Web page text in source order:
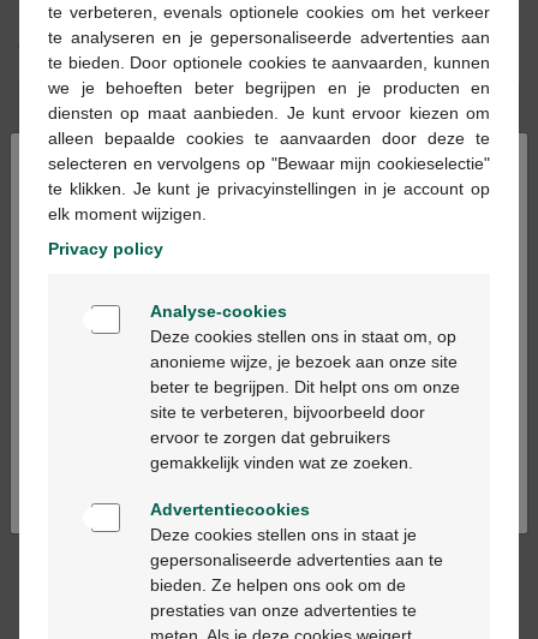
€ 22,95
Bestellen Reserveren
Op voorraad online
- +
Op werkdagen vóór 12u besteld, binnen 2
werkdagen geleverd
levering in je Multipharma apotheek
levering thuis vanaf €55
Klantendienstvia chat ofcontactformulier
Productbeschrijving
×
Bienvenue
Ga verder in het nederlands
Continuez en français
te verbeteren, evenals optionele cookies om het verkeer
te analyseren en je gepersonaliseerde advertenties aan
te bieden. Door optionele cookies te aanvaarden, kunnen
we je behoeften beter begrijpen en je producten en
diensten op maat aanbieden. Je kunt ervoor kiezen om
alleen bepaalde cookies te aanvaarden door deze te
selecteren en vervolgens op "Bewaar mijn cookieselectie"
te klikken. Je kunt je privacyinstellingen in je account op
elk moment wijzigen.
Privacy policy
Analyse-cookies
Deze cookies stellen ons in staat om, op
anonieme wijze, je bezoek aan onze site
beter te begrijpen. Dit helpt ons om onze
site te verbeteren, bijvoorbeeld door
ervoor te zorgen dat gebruikers
gemakkelijk vinden wat ze zoeken.
Advertentiecookies
Deze cookies stellen ons in staat je
gepersonaliseerde advertenties aan te
bieden. Ze helpen ons ook om de
prestaties van onze advertenties te
meten. Als je deze cookies weigert,